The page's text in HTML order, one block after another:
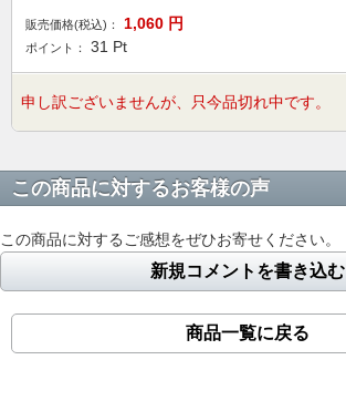
販売価格(税込)： 1,060 円
ポイント： 31 Pt
申し訳ございませんが、只今品切れ中です。
この商品に対するお客様の声
この商品に対するご感想をぜひお寄せください。
新規コメントを書き込む
商品一覧に戻る